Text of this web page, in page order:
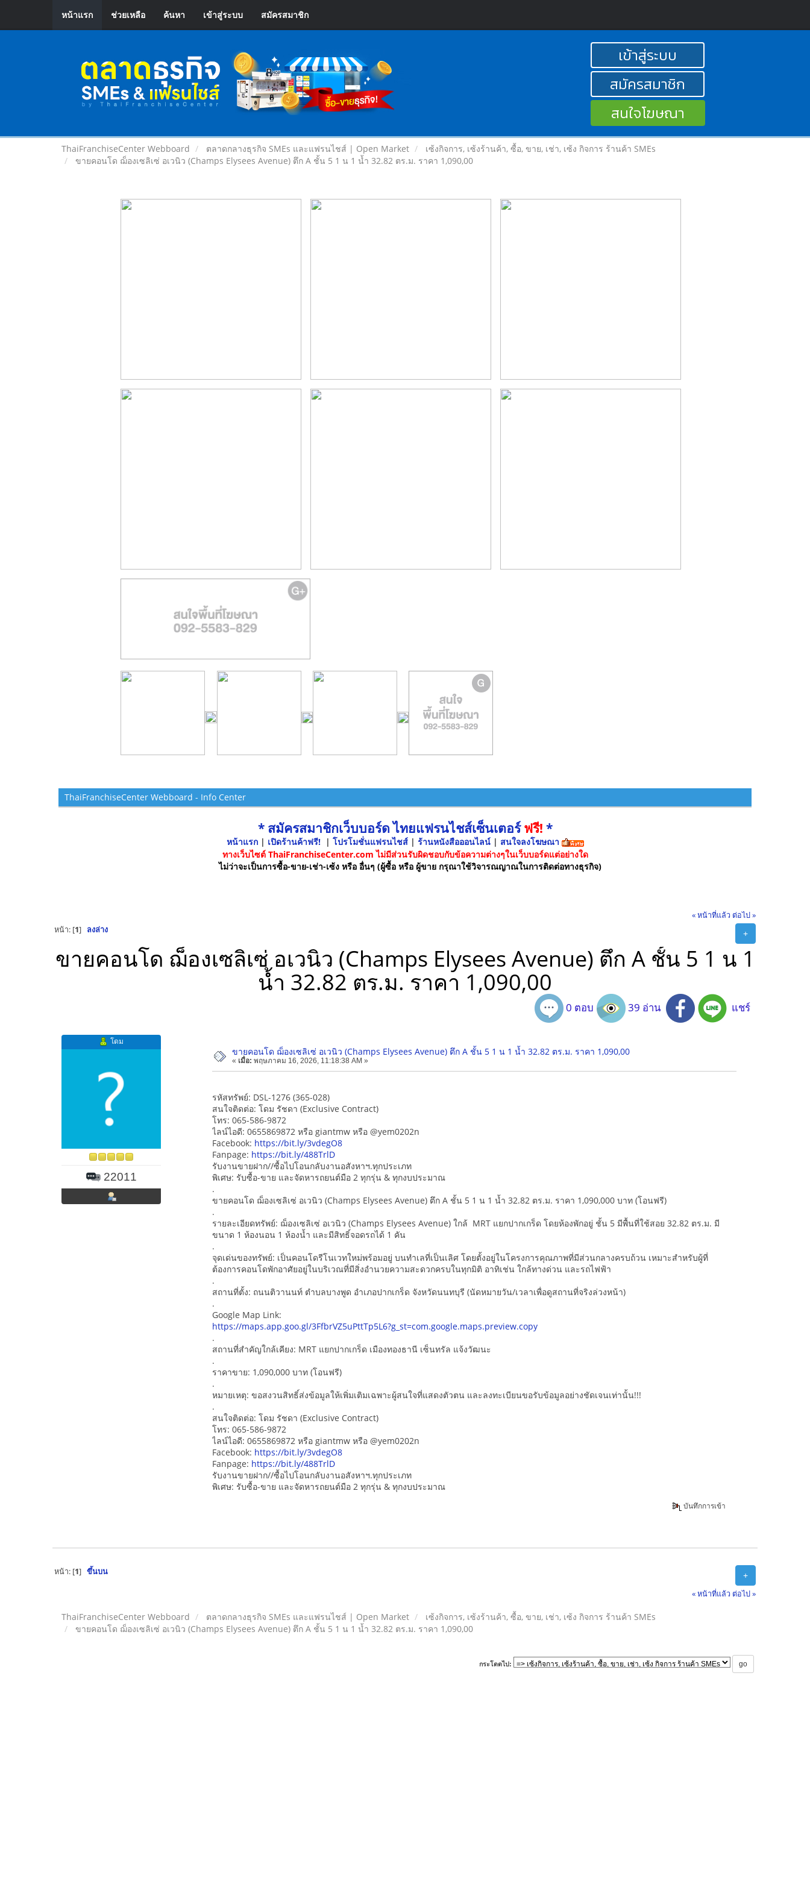
หน้าแรก ช่วยเหลือ ค้นหา เข้าสู่ระบบ สมัครสมาชิก
เข้าสู่ระบบ
สมัครสมาชิก
สนใจโฆษณา
ThaiFranchiseCenter Webboard ตลาดกลางธุรกิจ SMEs และแฟรนไชส์ | Open Market
เซ้งกิจการ, เซ้งร้านค้า, ซื้อ, ขาย, เช่า, เซ้ง กิจการ ร้านค้า SMEs
ขายคอนโด ฌ็องเซลิเซ่ อเวนิว (Champs Elysees Avenue) ตึก A ชั้น 5 1 น 1 น้ำ 32.82 ตร.ม. ราคา 1,090,00
ThaiFranchiseCenter Webboard - Info Center
* สมัครสมาชิกเว็บบอร์ด ไทยแฟรนไชส์เซ็นเตอร์ฟรี! *
หน้าแรก| เปิดร้านค้าฟรี! | โปรโมชั่นแฟรนไชส์ | ร้านหนังสือออนไลน์ | สนใจลงโฆษณา
ทางเว็บไซต์ ThaiFranchiseCenter.com ไม่มีส่วนรับผิดชอบกับข้อความต่างๆในเว็บบอร์ดแต่อย่างใด
ไม่ว่าจะเป็นการซื้อ-ขาย-เช่า-เซ้ง หรือ อื่นๆ (ผู้ซื้อ หรือ ผู้ขาย กรุณาใช้วิจารณญาณในการติดต่อทางธุรกิจ)
« หน้าที่แล้ว ต่อไป »
+
หน้า: [1] ลงล่าง
ขายคอนโด ฌ็องเซลิเซ่ อเวนิว (Champs Elysees Avenue) ตึก A ชั้น 5 1 น 1
น้ำ 32.82 ตร.ม. ราคา 1,090,00
0 ตอบ 39 อ่าน แชร์
โดม
22011
ขายคอนโด ฌ็องเซลิเซ่ อเวนิว (Champs Elysees Avenue) ตึก A ชั้น 5 1 น 1 น้ำ 32.82 ตร.ม. ราคา 1,090,00
« เมื่อ: พฤษภาคม 16, 2026, 11:18:38 AM »
รหัสทรัพย์: DSL-1276 (365-028)
สนใจติดต่อ: โดม รัชดา (Exclusive Contract)
โทร: 065-586-9872
ไลน์ไอดี: 0655869872 หรือ giantmw หรือ @yem0202n
Facebook: https://bit.ly/3vdegO8
Fanpage: https://bit.ly/488TrlD
รับงานขายฝาก//ซื้อไปโอนกลับงานอสังหาฯ.ทุกประเภท
พิเศษ: รับซื้อ-ขาย และจัดหารถยนต์มือ 2 ทุกรุ่น & ทุกงบประมาณ
.
ขายคอนโด ฌ็องเซลิเซ่ อเวนิว (Champs Elysees Avenue) ตึก A ชั้น 5 1 น 1 น้ำ 32.82 ตร.ม. ราคา 1,090,000 บาท (โอนฟรี)
.
รายละเอียดทรัพย์: ฌ็องเซลิเซ่ อเวนิว (Champs Elysees Avenue) ใกล้ MRT แยกปากเกร็ด โดยห้องพักอยู่ ชั้น 5 มีพื้นที่ใช้สอย 32.82 ตร.ม. มี
ขนาด 1 ห้องนอน 1 ห้องน้ำ และมีสิทธิ์จอดรถได้ 1 คัน
.
จุดเด่นของทรัพย์: เป็นคอนโดรีโนเวทใหม่พร้อมอยู่ บนทำเลที่เป็นเลิศ โดยตั้งอยู่ในโครงการคุณภาพที่มีส่วนกลางครบถ้วน เหมาะสำหรับผู้ที่
ต้องการคอนโดพักอาศัยอยู่ในบริเวณที่มีสิ่งอำนวยความสะดวกครบในทุกมิติ อาทิเช่น ใกล้ทางด่วน และรถไฟฟ้า
.
สถานที่ตั้ง: ถนนติวานนท์ ตำบลบางพูด อำเภอปากเกร็ด จังหวัดนนทบุรี (นัดหมายวัน/เวลาเพื่อดูสถานที่จริงล่วงหน้า)
.
Google Map Link:
https://maps.app.goo.gl/3FfbrVZ5uPttTp5L6?g_st=com.google.maps.preview.copy
.
สถานที่สำคัญใกล้เคียง: MRT แยกปากเกร็ด เมืองทองธานี เซ็นทรัล แจ้งวัฒนะ
.
ราคาขาย: 1,090,000 บาท (โอนฟรี)
.
หมายเหตุ: ขอสงวนสิทธิ์ส่งข้อมูลให้เพิ่มเติมเฉพาะผู้สนใจที่แสดงตัวตน และลงทะเบียนขอรับข้อมูลอย่างชัดเจนเท่านั้น!!!
.
สนใจติดต่อ: โดม รัชดา (Exclusive Contract)
โทร: 065-586-9872
ไลน์ไอดี: 0655869872 หรือ giantmw หรือ @yem0202n
Facebook: https://bit.ly/3vdegO8
Fanpage: https://bit.ly/488TrlD
รับงานขายฝาก//ซื้อไปโอนกลับงานอสังหาฯ.ทุกประเภท
พิเศษ: รับซื้อ-ขาย และจัดหารถยนต์มือ 2 ทุกรุ่น & ทุกงบประมาณ
บันทึกการเข้า
+
หน้า: [1] ขึ้นบน
« หน้าที่แล้ว ต่อไป »
ThaiFranchiseCenter Webboard ตลาดกลางธุรกิจ SMEs และแฟรนไชส์ | Open Market
เซ้งกิจการ, เซ้งร้านค้า, ซื้อ, ขาย, เช่า, เซ้ง กิจการ ร้านค้า SMEs
ขายคอนโด ฌ็องเซลิเซ่ อเวนิว (Champs Elysees Avenue) ตึก A ชั้น 5 1 น 1 น้ำ 32.82 ตร.ม. ราคา 1,090,00
กระโดดไป: